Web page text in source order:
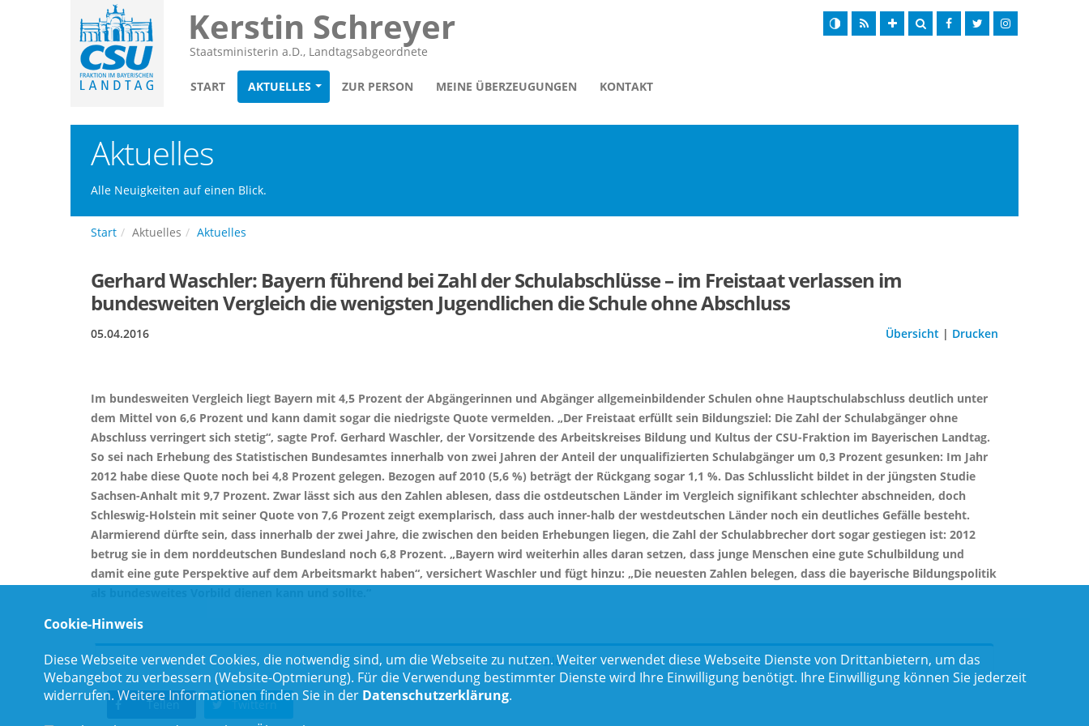
Kerstin Schreyer
Staatsministerin a.D., Landtagsabgeordnete
START AKTUELLES ZUR PERSON MEINE ÜBERZEUGUNGEN KONTAKT
Aktuelles
Alle Neuigkeiten auf einen Blick.
Start Aktuelles Aktuelles
Gerhard Waschler: Bayern führend bei Zahl der Schulabschlüsse – im Freistaat verlassen im
bundesweiten Vergleich die wenigsten Jugendlichen die Schule ohne Abschluss
05.04.2016 Übersicht | Drucken
Im bundesweiten Vergleich liegt Bayern mit 4,5 Prozent der Abgängerinnen und Abgänger allgemeinbildender Schulen ohne Hauptschulabschluss deutlich unter
dem Mittel von 6,6 Prozent und kann damit sogar die niedrigste Quote vermelden. „Der Freistaat erfüllt sein Bildungsziel: Die Zahl der Schulabgänger ohne
Abschluss verringert sich stetig“, sagte Prof. Gerhard Waschler, der Vorsitzende des Arbeitskreises Bildung und Kultus der CSU-Fraktion im Bayerischen Landtag.
So sei nach Erhebung des Statistischen Bundesamtes innerhalb von zwei Jahren der Anteil der unqualifizierten Schulabgänger um 0,3 Prozent gesunken: Im Jahr
2012 habe diese Quote noch bei 4,8 Prozent gelegen. Bezogen auf 2010 (5,6 %) beträgt der Rückgang sogar 1,1 %. Das Schlusslicht bildet in der jüngsten Studie
Sachsen-Anhalt mit 9,7 Prozent. Zwar lässt sich aus den Zahlen ablesen, dass die ostdeutschen Länder im Vergleich signifikant schlechter abschneiden, doch
Schleswig-Holstein mit seiner Quote von 7,6 Prozent zeigt exemplarisch, dass auch inner-halb der westdeutschen Länder noch ein deutliches Gefälle besteht.
Alarmierend dürfte sein, dass innerhalb der zwei Jahre, die zwischen den beiden Erhebungen liegen, die Zahl der Schulabbrecher dort sogar gestiegen ist: 2012
betrug sie in dem norddeutschen Bundesland noch 6,8 Prozent. „Bayern wird weiterhin alles daran setzen, dass junge Menschen eine gute Schulbildung und
damit eine gute Perspektive auf dem Arbeitsmarkt haben“, versichert Waschler und fügt hinzu: „Die neuesten Zahlen belegen, dass die bayerische Bildungspolitik
Teilen
Teilen Twittern
Cookie-Hinweis
Diese Webseite verwendet Cookies, die notwendig sind, um die Webseite zu nutzen. Weiter verwendet diese Webseite Dienste von Drittanbietern, um das
Webangebot zu verbessern (Website-Optmierung). Für die Verwendung bestimmter Dienste wird Ihre Einwilligung benötigt. Ihre Einwilligung können Sie jederzeit
widerrufen. Weitere Informationen finden Sie in der Datenschutzerklärung.